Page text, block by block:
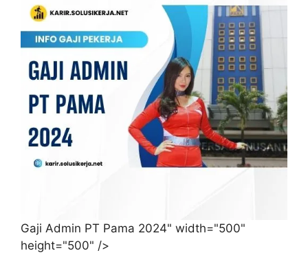
Gaji Admin PT Pama 2024" width="500"
height="500" />